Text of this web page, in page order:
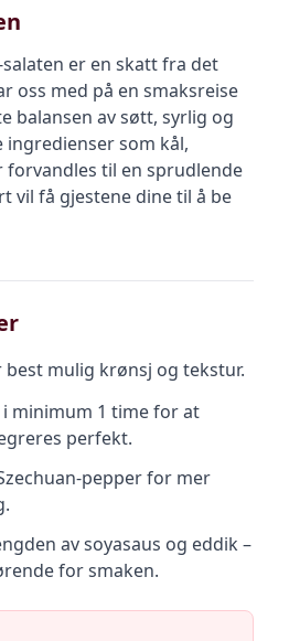
er en skatt fra det
oss med på en smaksreise
balansen av søtt, syrlig og
ingredienser som kål,
til en sprudlende
vil få gjestene dine til å be
mulig krønsj og tekstur.
i minimum 1 time for at
perfekt.
pepper for mer
av soyasaus og eddik –
for smaken.